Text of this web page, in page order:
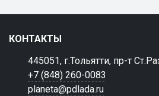
КОНТАКТЫ
445051, г.Тольятти, пр-т
+7 (848) 260-0083
planeta@pdlada.ru